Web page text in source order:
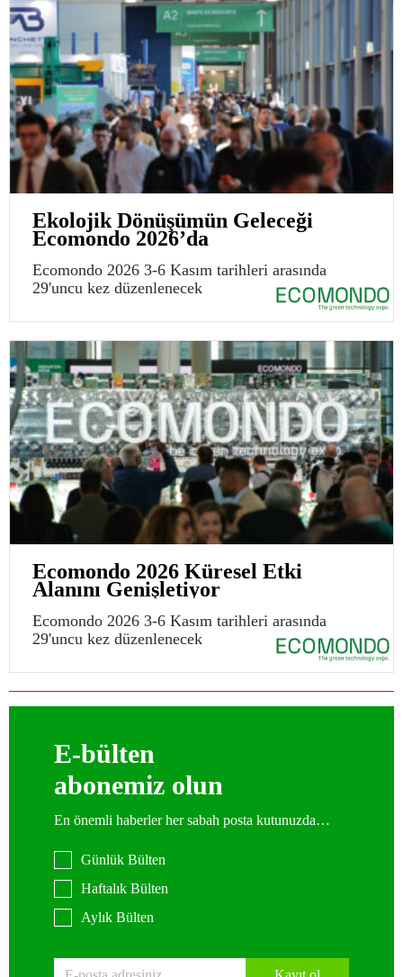
Ekolojik Dönüşümün Geleceği
Ecomondo 2026’da
Ecomondo 2026 3-6 Kasım tarihleri arasında
29'uncu kez düzenlenecek
Ecomondo 2026 Küresel Etki
Alanını Genişletiyor
Ecomondo 2026 3-6 Kasım tarihleri arasında
29'uncu kez düzenlenecek
E-bülten
abonemiz olun
En önemli haberler her sabah posta kutunuzda…
Günlük Bülten
Haftalık Bülten
Aylık Bülten